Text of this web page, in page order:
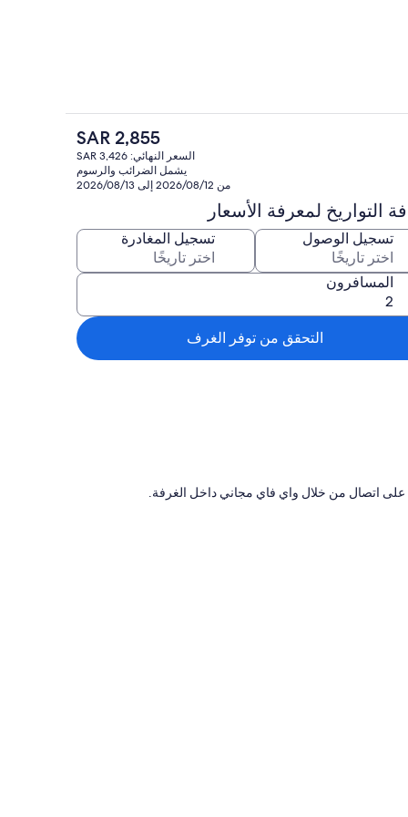
المنشأة من الداخل
السعر
الحالي
هو
SAR
SAR 2,855
السعر النهائي: SAR 3,426
يشمل الضرائب والرسوم
من 2026/08/12 إلى 2026/08/13
التواريخ لمعرفة الأسعار
تسجيل الوصول تسجيل المغادرة
المسافرون
التحقق من توفر الغرف
على اتصال من خلال واي فاي مجاني داخل الغرفة.
توفر وسائل راحة مثل إنترنت لاسلكي مجاناً.